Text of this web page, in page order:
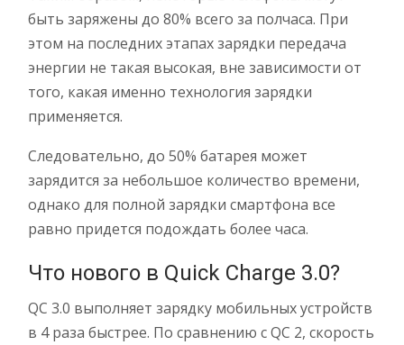
быть заряжены до 80% всего за полчаса. При
этом на последних этапах зарядки передача
энергии не такая высокая, вне зависимости от
того, какая именно технология зарядки
применяется.
Следовательно, до 50% батарея может
зарядится за небольшое количество времени,
однако для полной зарядки смартфона все
равно придется подождать более часа.
Что нового в Quick Charge 3.0?
QC 3.0 выполняет зарядку мобильных устройств
в 4 раза быстрее. По сравнению с QC 2, скорость